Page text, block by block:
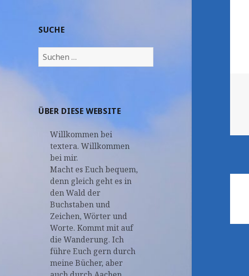
SUCHE
Suchen
nach:
ÜBER DIESE WEBSITE
Willkommen bei
textera. Willkommen
bei mir.
Macht es Euch bequem,
denn gleich geht es in
den Wald der
Buchstaben und
Zeichen, Wörter und
Worte. Kommt mit auf
die Wanderung. Ich
führe Euch gern durch
meine Bücher, aber